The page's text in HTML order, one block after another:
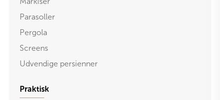
Parasoller
Pergola
Screens
Udvendige persienner
Praktisk